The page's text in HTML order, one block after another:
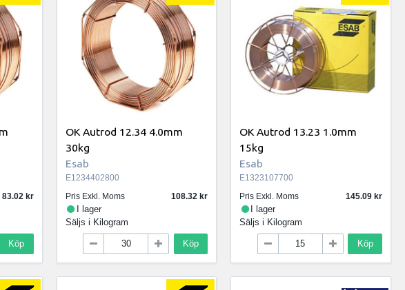
83.02
Köp
OK Autrod 12.34 4.0mm
30kg
Esab
E1234402800
Pris Exkl. Moms
108.32
I lager
Säljs i Kilogram
Köp
OK Autrod 13.23 1.0mm
15kg
Esab
E1323107700
Pris Exkl. Moms
145.09
I lager
Säljs i Kilogram
Köp